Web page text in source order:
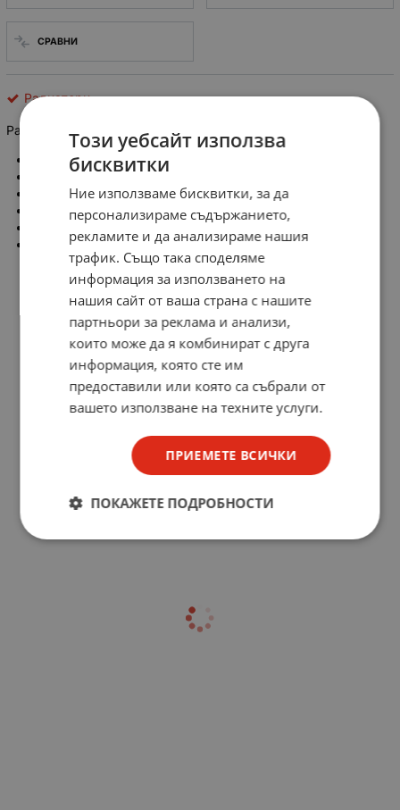
СРАВНИ
Радиатори
Радиатор L:40mm W:14mm H:19mm
Цвят: натурален
Дължина: 40mm
Широчина: 14mm
Височина: 19mm
U тип / П тип
Refurbished
Този уебсайт използва
бисквитки
Ние използваме бисквитки, за да
персонализираме съдържанието,
рекламите и да анализираме нашия
трафик. Също така споделяме
информация за използването на
нашия сайт от ваша страна с нашите
партньори за реклама и анализи,
които може да я комбинират с друга
информация, която сте им
предоставили или която са събрали от
вашето използване на техните услуги.
ПРИЕМЕТЕ ВСИЧКИ
ПОКАЖЕТЕ ПОДРОБНОСТИ